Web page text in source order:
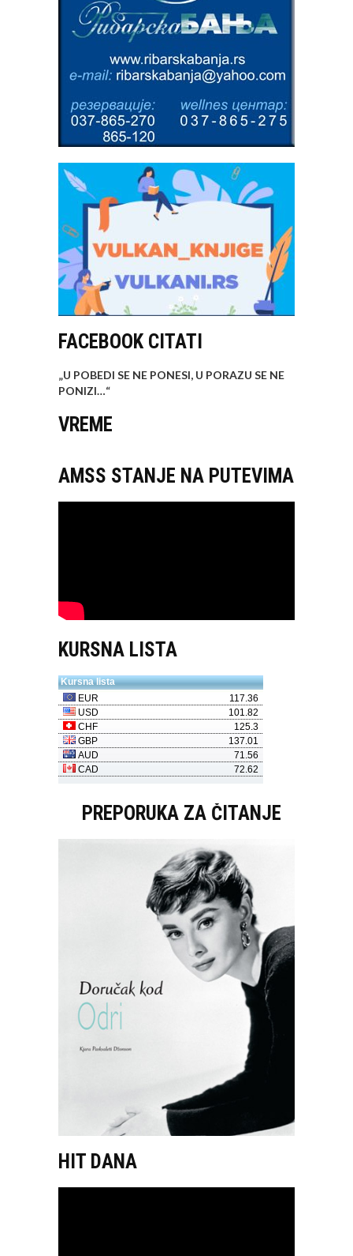
FACEBOOK CITATI
„U POBEDI SE NE PONESI, U PORAZU SE NE
PONIZI…“
VREME
AMSS STANJE NA PUTEVIMA
KURSNA LISTA
PREPORUKA ZA ČITANJE
HIT DANA